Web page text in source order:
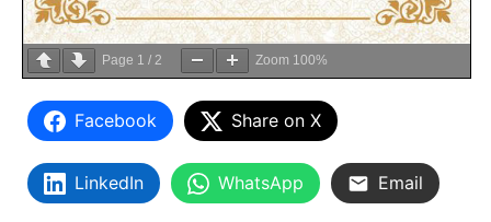
Page 1 / 2 Zoom 100%
Facebook Share on X
LinkedIn WhatsApp Email